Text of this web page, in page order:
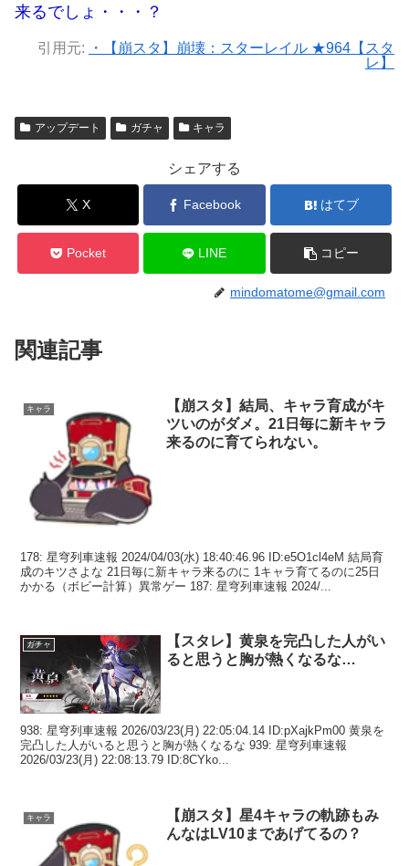
来るでしょ・・・？
引用元:
・【崩スタ】崩壊：スターレイル ★964【スタ
レ】
アップデート ガチャ キャラ
シェアする
X Facebook はてブ
Pocket LINE コピー
mindomatome@gmail.com
関連記事
キャラ
【崩スタ】結局、キャラ育成がキ
ツいのがダメ。21日毎に新キャラ
来るのに育てられない。
178: 星穹列車速報 2024/04/03(水) 18:40:46.96 ID:e5O1cl4eM 結局育
成のキツさよな 21日毎に新キャラ来るのに 1キャラ育てるのに25日
かかる（ボビー計算）異常ゲー 187: 星穹列車速報 2024/...
ガチャ
【スタレ】黄泉を完凸した人がい
ると思うと胸が熱くなるな…
938: 星穹列車速報 2026/03/23(月) 22:05:04.14 ID:pXajkPm00 黄泉を
完凸した人がいると思うと胸が熱くなるな 939: 星穹列車速報
2026/03/23(月) 22:08:13.79 ID:8CYko...
キャラ
【崩スタ】星4キャラの軌跡もみ
んなはLV10まであげてるの？